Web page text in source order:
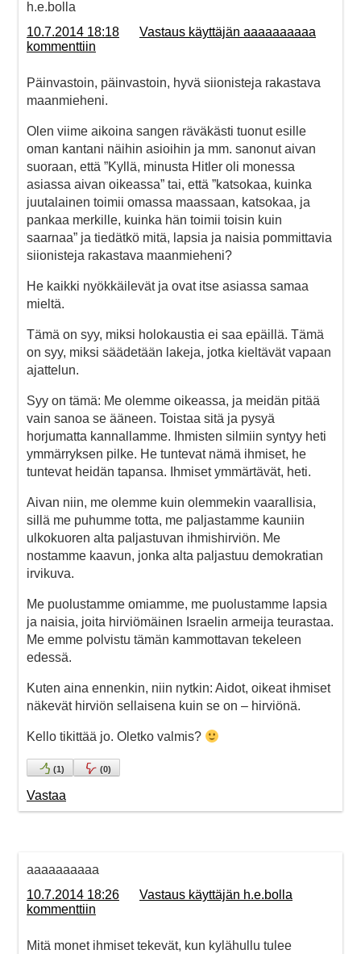
h.e.bolla
10.7.2014 18:18
Vastaus käyttäjän aaaaaaaaaa
kommenttiin
Päinvastoin, päinvastoin, hyvä siionisteja rakastava
maanmieheni.
Olen viime aikoina sangen räväkästi tuonut esille
oman kantani näihin asioihin ja mm. sanonut aivan
suoraan, että ”Kyllä, minusta Hitler oli monessa
asiassa aivan oikeassa” tai, että ”katsokaa, kuinka
juutalainen toimii omassa maassaan, katsokaa, ja
pankaa merkille, kuinka hän toimii toisin kuin
saarnaa” ja tiedätkö mitä, lapsia ja naisia pommittavia
siionisteja rakastava maanmieheni?
He kaikki nyökkäilevät ja ovat itse asiassa samaa
mieltä.
Tämä on syy, miksi holokaustia ei saa epäillä. Tämä
on syy, miksi säädetään lakeja, jotka kieltävät vapaan
ajattelun.
Syy on tämä: Me olemme oikeassa, ja meidän pitää
vain sanoa se ääneen. Toistaa sitä ja pysyä
horjumatta kannallamme. Ihmisten silmiin syntyy heti
ymmärryksen pilke. He tuntevat nämä ihmiset, he
tuntevat heidän tapansa. Ihmiset ymmärtävät, heti.
Aivan niin, me olemme kuin olemmekin vaarallisia,
sillä me puhumme totta, me paljastamme kauniin
ulkokuoren alta paljastuvan ihmishirviön. Me
nostamme kaavun, jonka alta paljastuu demokratian
irvikuva.
Me puolustamme omiamme, me puolustamme lapsia
ja naisia, joita hirviömäinen Israelin armeija teurastaa.
Me emme polvistu tämän kammottavan tekeleen
edessä.
Kuten aina ennenkin, niin nytkin: Aidot, oikeat ihmiset
näkevät hirviön sellaisena kuin se on – hirviönä.
Kello tikittää jo. Oletko valmis?
(1) (0)
Vastaa
aaaaaaaaaa
10.7.2014 18:26
Vastaus käyttäjän h.e.bolla
kommenttiin
Mitä monet ihmiset tekevät, kun kylähullu tulee